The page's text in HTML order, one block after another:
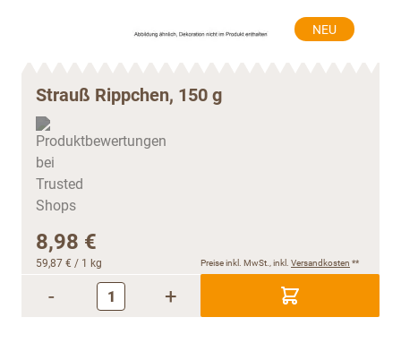
NEU
Strauß Rippchen, 150 g
8,98 €
59,87 € / 1 kg Preise inkl. MwSt., inkl. Versandkosten **
- +